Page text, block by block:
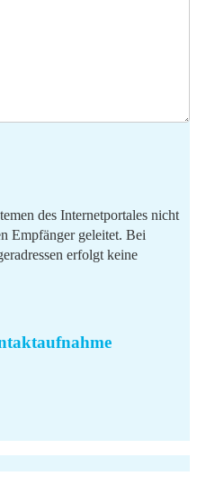
des Internetportales nicht
Empfänger geleitet. Bei
erfolgt keine